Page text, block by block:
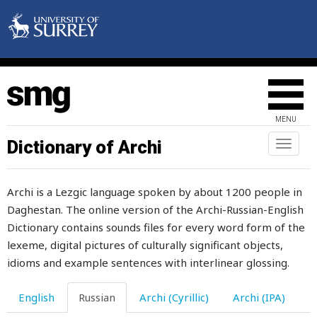
MENU
Toggle
Dictionary of Archi
Archi is a Lezgic language spoken by about 1200 people in
Daghestan. The online version of the Archi-Russian-English
Dictionary contains sounds files for every word form of the
lexeme, digital pictures of culturally significant objects,
idioms and example sentences with interlinear glossing.
English Russian Archi (Cyrillic) Archi (IPA)
дорога
доска
доставать
доставаться
доставлять
достаточно
достаточный
достоверный